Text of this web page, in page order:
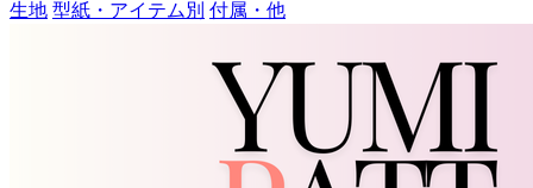
生地 型紙・アイテム別 付属・他